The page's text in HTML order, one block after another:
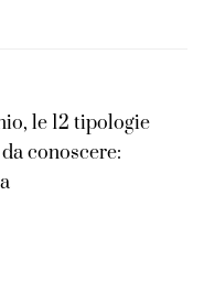
le 12 tipologie
conoscere: